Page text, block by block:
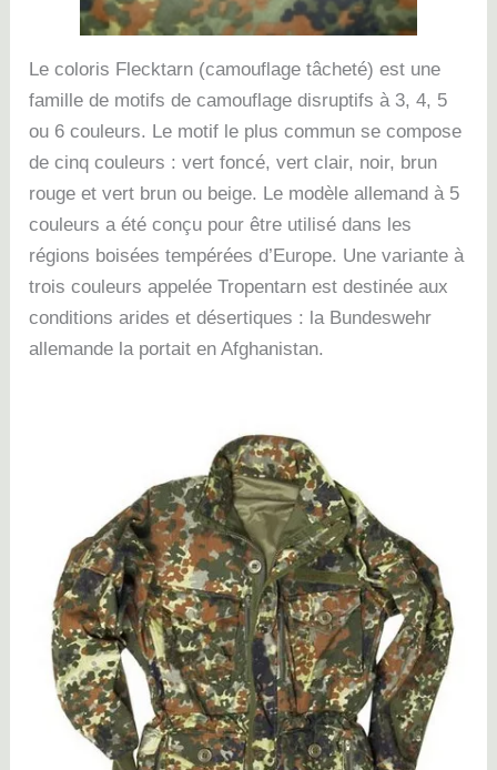
Le coloris Flecktarn (camouflage tâcheté) est une
famille de motifs de camouflage disruptifs à 3, 4, 5
ou 6 couleurs. Le motif le plus commun se compose
de cinq couleurs : vert foncé, vert clair, noir, brun
rouge et vert brun ou beige. Le modèle allemand à 5
couleurs a été conçu pour être utilisé dans les
régions boisées tempérées d’Europe. Une variante à
trois couleurs appelée Tropentarn est destinée aux
conditions arides et désertiques : la Bundeswehr
allemande la portait en Afghanistan.